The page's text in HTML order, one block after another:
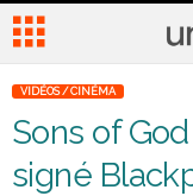
VIDÉOS / CINÉMA
Sons of
signé